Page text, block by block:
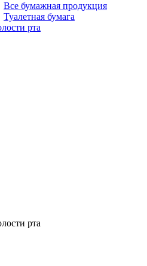
Все бумажная продукция
Туалетная бумага
рта
рта